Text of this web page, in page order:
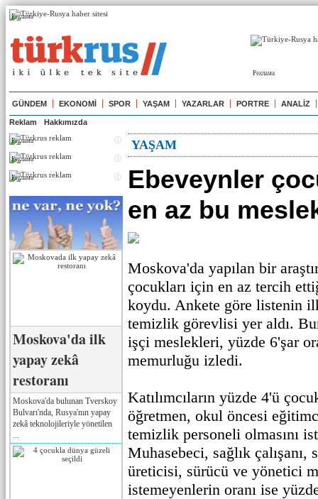
Реклама
Реклама
GÜNDEM EKONOMİ SPOR YAŞAM YAZARLAR PORTRE ANALİZ
Reklam Hakkımızda
Реклама
Реклама
Реклама
Moskova'da ilk
yapay zekâ
restoranı
Moskova'da bulunan Tverskoy
Bulvarı'nda, Rusya'nın yapay
zekâ teknolojileriyle yönetilen
YAŞAM
Ebeveynler
en az bu
Moskova'da yapılan bir
çocukları için en az tercih
koydu. Ankete göre listenin
temizlik görevlisi yer aldı.
işçi meslekleri, yüzde 6'şar
memurluğu izledi.
Katılımcıların yüzde 4'ü
öğretmen, okul öncesi
temizlik personeli olmasını
Muhasebeci, sağlık
üreticisi, sürücü ve yönetici
istemeyenlerin oranı ise